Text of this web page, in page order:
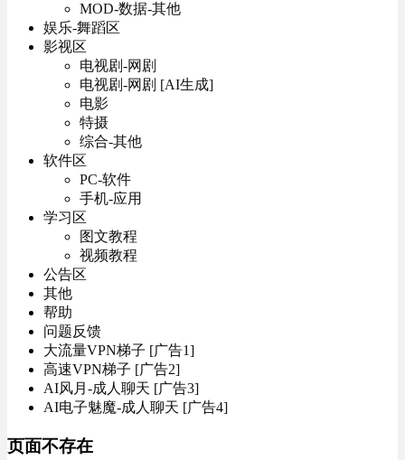
MOD-数据-其他
娱乐-舞蹈区
影视区
电视剧-网剧
电视剧-网剧 [AI生成]
电影
特摄
综合-其他
软件区
PC-软件
手机-应用
学习区
图文教程
视频教程
公告区
其他
帮助
问题反馈
大流量VPN梯子 [广告1]
高速VPN梯子 [广告2]
AI风月-成人聊天 [广告3]
AI电子魅魔-成人聊天 [广告4]
页面不存在